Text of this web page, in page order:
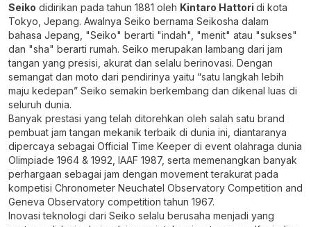
Seiko didirikan pada tahun 1881 oleh Kintaro Hattori di kota
Tokyo, Jepang. Awalnya Seiko bernama Seikosha dalam
bahasa Jepang, "Seiko" berarti "indah", "menit" atau "sukses"
dan "sha" berarti rumah. Seiko merupakan lambang dari jam
tangan yang presisi, akurat dan selalu berinovasi. Dengan
semangat dan moto dari pendirinya yaitu “satu langkah lebih
maju kedepan” Seiko semakin berkembang dan dikenal luas di
seluruh dunia.
Banyak prestasi yang telah ditorehkan oleh salah satu brand
pembuat jam tangan mekanik terbaik di dunia ini, diantaranya
dipercaya sebagai Official Time Keeper di event olahraga dunia
Olimpiade 1964 & 1992, IAAF 1987, serta memenangkan banyak
perhargaan sebagai jam dengan movement terakurat pada
kompetisi Chronometer Neuchatel Observatory Competition and
Geneva Observatory competition tahun 1967.
Inovasi teknologi dari Seiko selalu berusaha menjadi yang